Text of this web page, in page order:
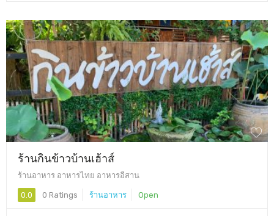
ร้านกินข้าวบ้านเฮ้าส์
ร้านอาหาร อาหารไทย อาหารอีสาน
0.0 0 Ratings ร้านอาหาร Open